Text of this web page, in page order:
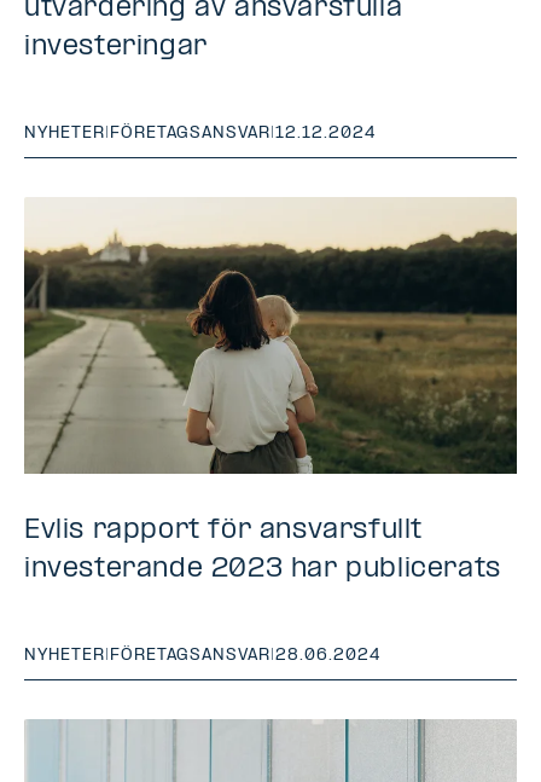
utvärdering av ansvarsfulla
investeringar
NYHETER FÖRETAGSANSVAR |12.12.2024
Evlis rapport för ansvarsfullt
investerande 2023 har publicerats
NYHETER| FÖRETAGSANSVAR|28.06.2024